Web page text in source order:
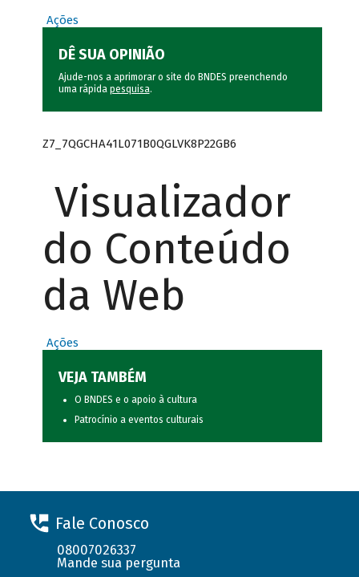
Ações
DÊ SUA OPINIÃO
Ajude-nos a aprimorar o site do BNDES preenchendo
uma rápida pesquisa.
Z7_7QGCHA41L071B0QGLVK8P22GB6
Visualizador
do Conteúdo
da Web
Ações
VEJA TAMBÉM
O BNDES e o apoio à cultura
Patrocínio a eventos culturais
Fale Conosco
08007026337
Mande sua pergunta